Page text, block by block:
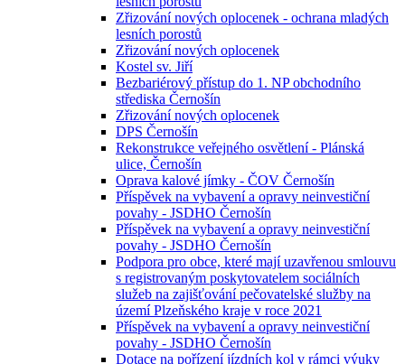
Zřizování nových oplocenek - ochrana mladých
lesních porostů
Zřizování nových oplocenek
Kostel sv. Jiří
Bezbariérový přístup do 1. NP obchodního
střediska Černošín
Zřizování nových oplocenek
DPS Černošín
Rekonstrukce veřejného osvětlení - Plánská
ulice, Černošín
Oprava kalové jímky - ČOV Černošín
Příspěvek na vybavení a opravy neinvestiční
povahy - JSDHO Černošín
Příspěvek na vybavení a opravy neinvestiční
povahy - JSDHO Černošín
Podpora pro obce, které mají uzavřenou smlouvu
s registrovaným poskytovatelem sociálních
služeb na zajišťování pečovatelské služby na
území Plzeňského kraje v roce 2021
Příspěvek na vybavení a opravy neinvestiční
povahy - JSDHO Černošín
Dotace na pořízení jízdních kol v rámci výuky